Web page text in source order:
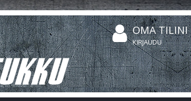
OMA TILINI
KIRJAUDU